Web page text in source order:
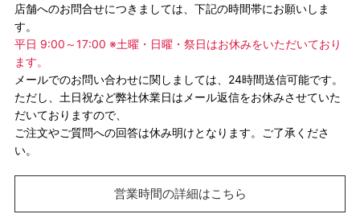
店舗へのお問合せにつきましては、下記の時間帯にお願いしま
す。
平日 9:00～17:00 ※土曜・日曜・祭日はお休みをいただいており
ます。
メールでのお問い合わせに関しましては、24時間送信可能です。
ただし、土日祝など弊社休業日はメール返信をお休みさせていた
だいておりますので、
ご注文やご質問への回答は休み明けとなります。ご了承くださ
い。
営業時間の詳細はこちら